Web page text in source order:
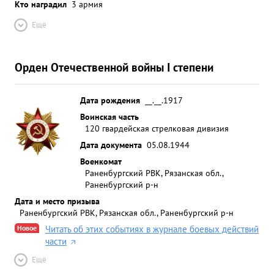
Кто наградил 3 армия
Ещё
Орден Отечественной войны I степени
Дата рождения
__.__.1917
Воинская часть
120 гвардейская стрелковая дивизия
Дата документа 05.08.1944
Военкомат
Раненбургский РВК, Рязанская обл.,
Раненбургский р-н
Дата и место призыва
Раненбургский РВК, Рязанская обл., Раненбургский р-н
Новое
Читать об этих событиях в журнале боевых действий
части
Ещё